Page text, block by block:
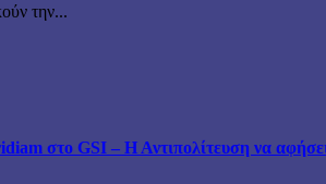
την...
στο GSI – Η Αντιπολίτευση να